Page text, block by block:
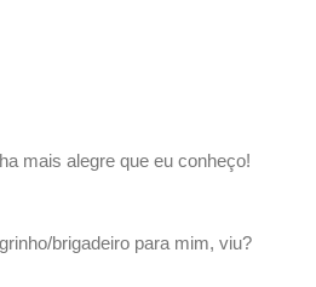
mais alegre que eu conheço!
brigadeiro para mim, viu?